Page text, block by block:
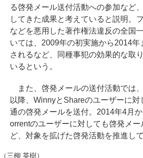
る啓発メール送付活動への参加など
してきた成果と考えていると説明。
などを悪用した著作権法違反の全国
いては、2009年の初実施から2014年
されるなど、同種事犯の効果的な取
いるという。
また、啓発メールの送付活動では
以降、WinnyとShareのユーザーに
通の啓発メールを送付。2014年4月
orrentのユーザーに対しても啓発メー
ど、対象を拡げた啓発活動を推進し
（三柳 英樹）